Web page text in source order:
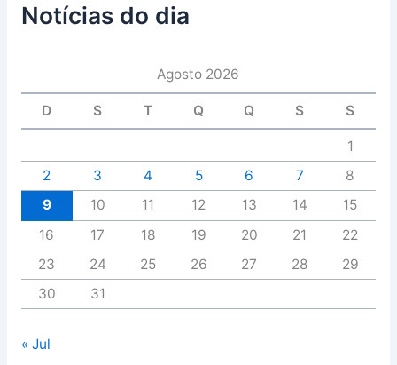
Notícias do dia
Agosto 2026
D S T Q Q S S
1
2
3 4 5 6 7
8
9
10 11 12 13 14
15
16
17 18 19 20 21
22
23
24 25 26 27 28
29
30
31
« Jul